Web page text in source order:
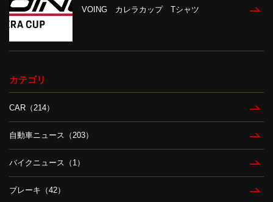
VOING カレラカップ Tシャツ
カテゴリ
CAR（214）
自動車ニュース（203）
バイクニュース（1）
ブレーキ（42）